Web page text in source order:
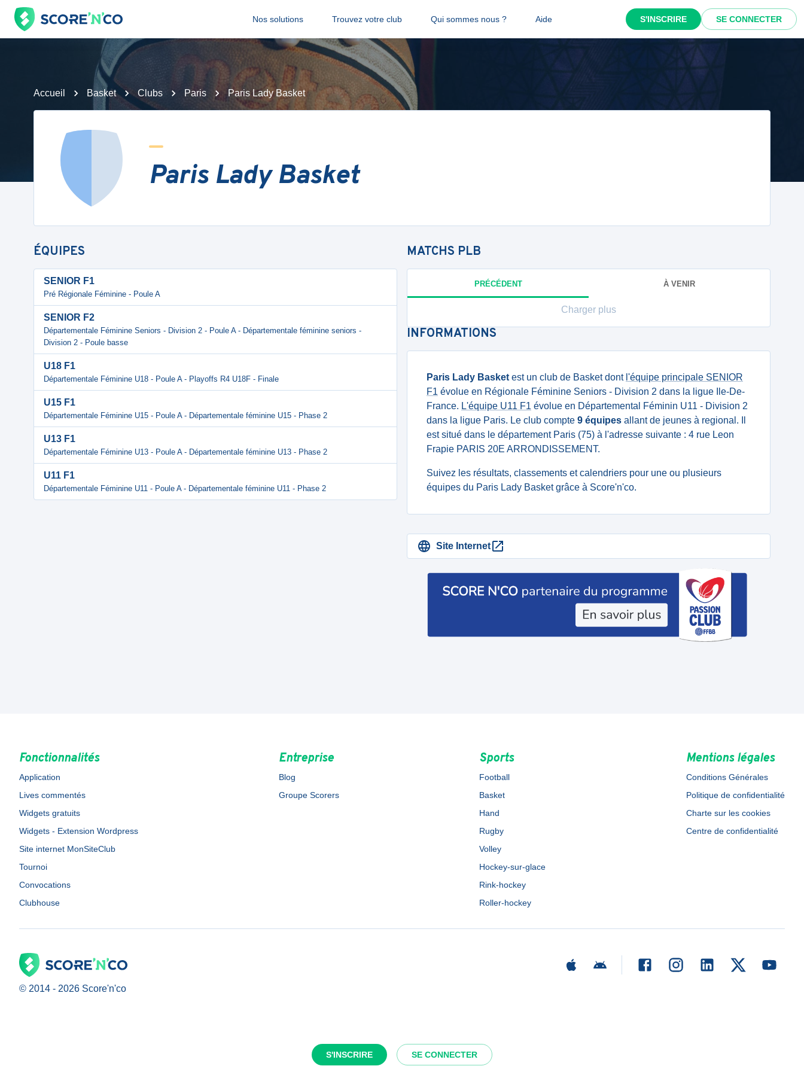
Nos solutions Trouvez votre club Qui sommes nous ? Aide S'INSCRIRE SE CONNECTER
S'INSCRIRE SE CONNECTER
Accueil Basket Clubs Paris Paris Lady Basket
Paris Lady Basket
ÉQUIPES
SENIOR F1
Pré Régionale Féminine - Poule A
SENIOR F2
Départementale Féminine Seniors - Division 2 - Poule A - Départementale féminine seniors -
Division 2 - Poule basse
U18 F1
Départementale Féminine U18 - Poule A - Playoffs R4 U18F - Finale
U15 F1
Départementale Féminine U15 - Poule A - Départementale féminine U15 - Phase 2
U13 F1
Départementale Féminine U13 - Poule A - Départementale féminine U13 - Phase 2
U11 F1
Départementale Féminine U11 - Poule A - Départementale féminine U11 - Phase 2
MATCHS PLB
PRÉCÉDENT À VENIR
Charger plus
INFORMATIONS
Paris Lady Basket est un club de Basket dont l'équipe principale SENIOR
F1 évolue en Régionale Féminine Seniors - Division 2 dans la ligue Ile-De-
France. L'équipe U11 F1 évolue en Départemental Féminin U11 - Division 2
dans la ligue Paris. Le club compte 9 équipes allant de jeunes à regional. Il
est situé dans le département Paris (75) à l'adresse suivante : 4 rue Leon
Frapie PARIS 20E ARRONDISSEMENT.
Suivez les résultats, classements et calendriers pour une ou plusieurs
équipes du Paris Lady Basket grâce à Score'n'co.
Site Internet
Fonctionnalités
Application
Lives commentés
Widgets gratuits
Widgets - Extension Wordpress
Site internet MonSiteClub
Tournoi
Convocations
Clubhouse
Entreprise
Blog
Groupe Scorers
Sports
Football
Basket
Hand
Rugby
Volley
Hockey-sur-glace
Rink-hockey
Roller-hockey
Mentions légales
Conditions Générales
Politique de confidentialité
Charte sur les cookies
Centre de confidentialité
© 2014 - 2026 Score'n'co